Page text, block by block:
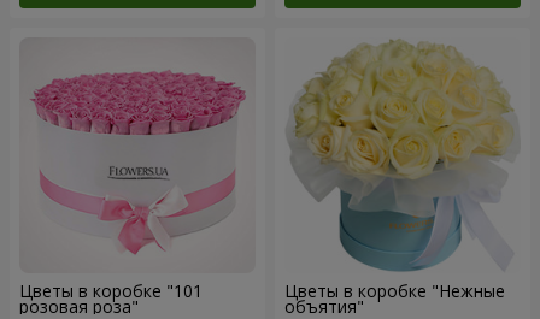
Цветы в коробке "101
розовая роза"
Цветы в коробке "Нежные
объятия"